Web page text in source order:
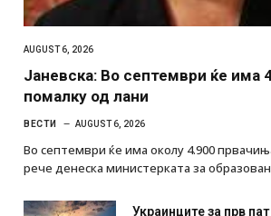
AUGUST 6, 2026
Јаневска: Во септември ќе има
помалку од лани
ВЕСТИ AUGUST 6, 2026
Во септември ќе има околу 4.900
рече денеска министерката за
Украинците за прв